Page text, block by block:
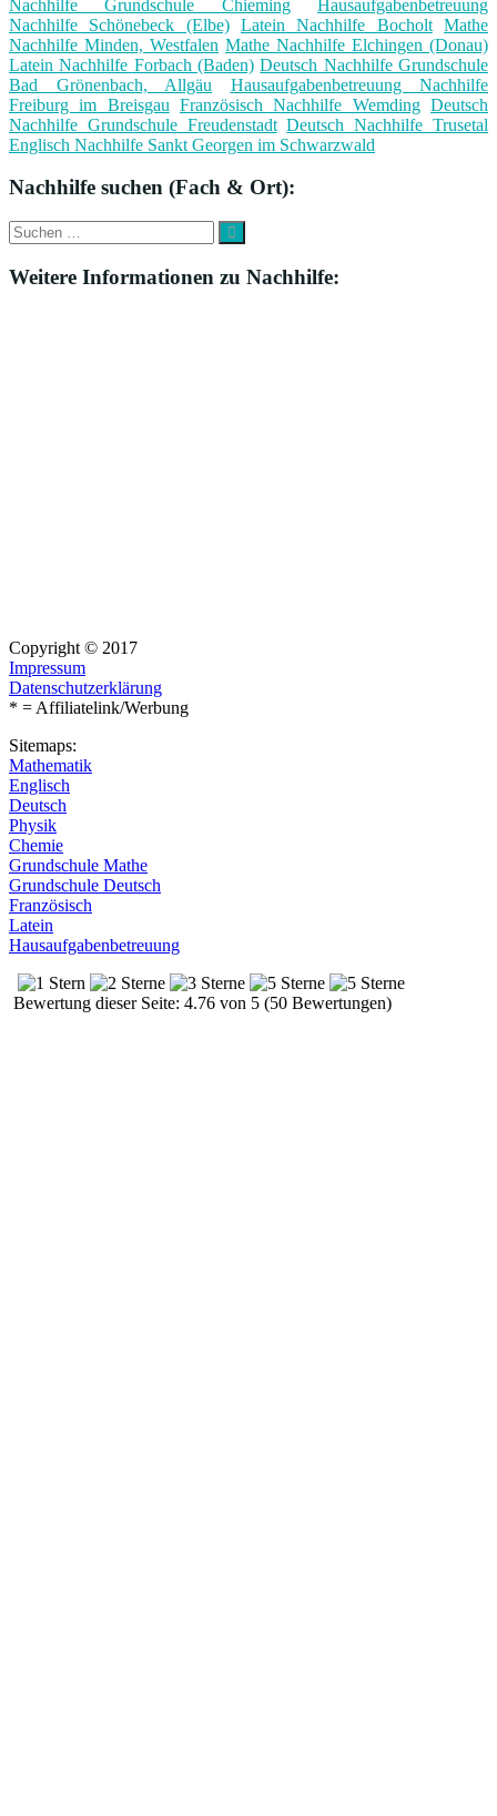
Nachhilfe Grundschule Chieming
Hausaufgabenbetreuung
Nachhilfe Schönebeck (Elbe)
Latein Nachhilfe Bocholt
Mathe
Nachhilfe Minden, Westfalen Mathe Nachhilfe Elchingen (Donau)
Latein Nachhilfe Forbach (Baden) Deutsch Nachhilfe Grundschule
Bad Grönenbach, Allgäu
Hausaufgabenbetreuung Nachhilfe
Freiburg im Breisgau Französisch Nachhilfe Wemding Deutsch
Nachhilfe Grundschule Freudenstadt Deutsch Nachhilfe Trusetal
Englisch Nachhilfe Sankt Georgen im Schwarzwald
Nachhilfe suchen (Fach & Ort):
Suche
nach:
Suchen
Weitere Informationen zu Nachhilfe:
Copyright © 2017
Impressum
Datenschutzerklärung
* = Affiliatelink/Werbung
Sitemaps:
Mathematik
Englisch
Deutsch
Physik
Chemie
Grundschule Mathe
Grundschule Deutsch
Französisch
Latein
Hausaufgabenbetreuung
Bewertung dieser Seite: 4.76 von 5 (50 Bewertungen)